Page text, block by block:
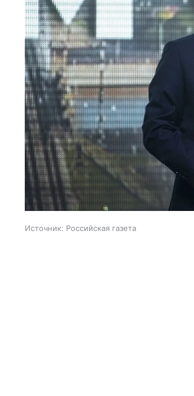
Источник: Российская газета